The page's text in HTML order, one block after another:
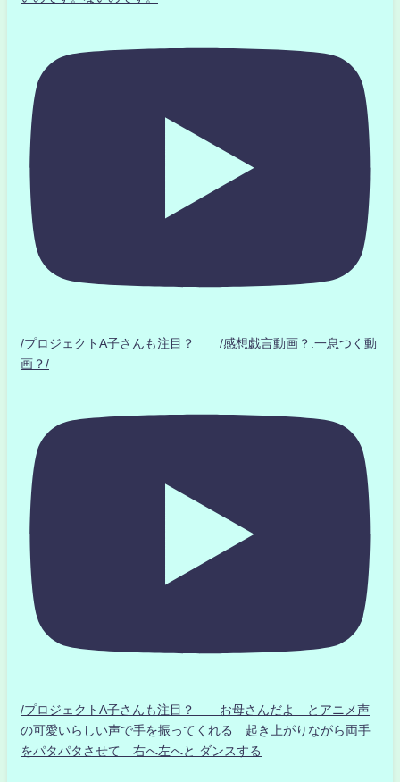
/プロジェクトA子さんも注目？ /感想戯言動画？.一息つく動
画？/
/プロジェクトA子さんも注目？ お母さんだよ とアニメ声
の可愛いらしい声で手を振ってくれる 起き上がりながら両手
をパタパタさせて 右へ左へと ダンスする